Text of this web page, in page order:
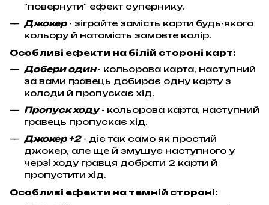
"повернути" ефект супернику.
Джокер- зіграйте замість карти будь-якого
кольору й натомість замовте колір.
Особливі ефекти на білій стороні карт:
Добери один- кольорова карта, наступний
за вами гравець добирає одну карту з
колоди й пропускає хід.
Пропуск ходу- кольорова карта, наступний
гравець пропускає хід.
Джокер +2- діє так само як простий
джокер, але ще й змушує наступного у
черзі ходу гравця добрати 2 карти й
пропустити хід.
Особливі ефекти на темній стороні: